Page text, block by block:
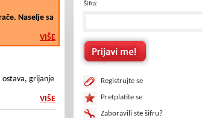
Naselje sa
VIŠE
ostava, grijanje
VIŠE
Šifra:
Registrujte se
Pretplatite se
Zaboravili ste šifru?